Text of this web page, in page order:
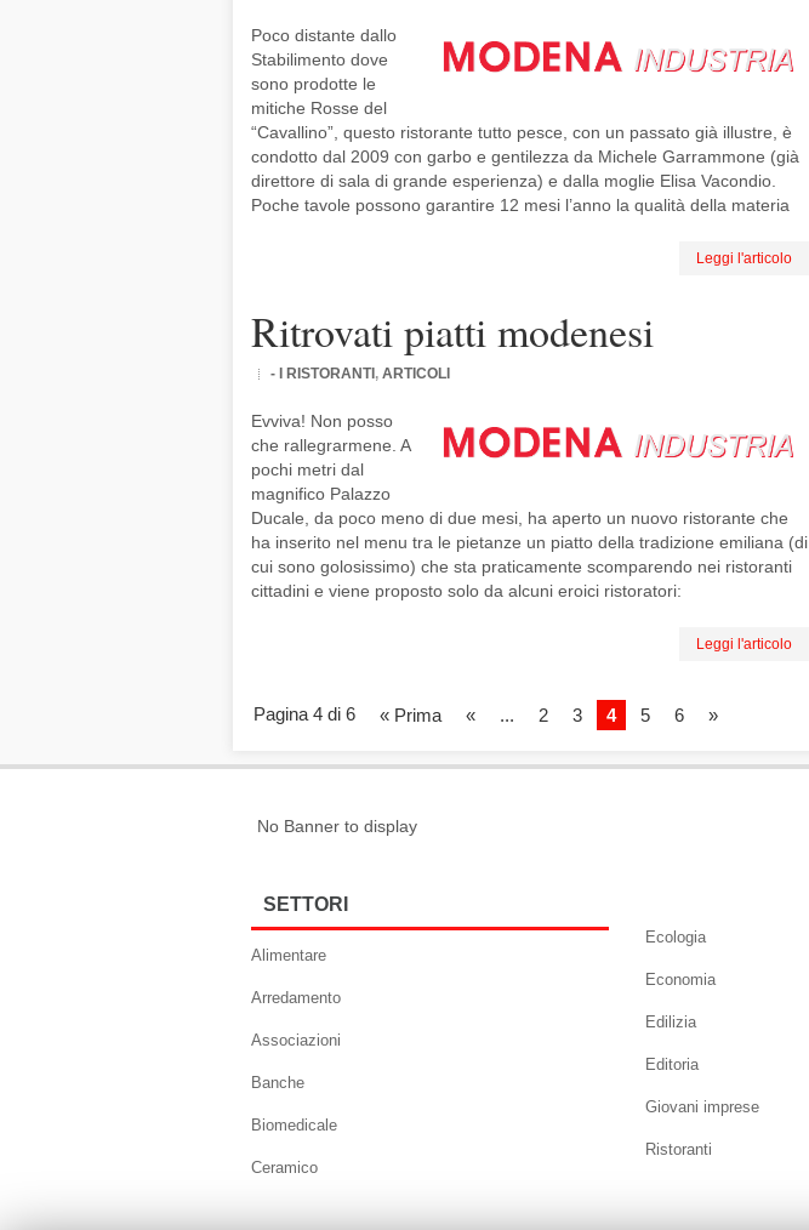
Poco distante dallo
Stabilimento dove
sono prodotte le
mitiche Rosse del
“Cavallino”, questo ristorante tutto pesce, con un passato già illustre, è
condotto dal 2009 con garbo e gentilezza da Michele Garrammone (già
direttore di sala di grande esperienza) e dalla moglie Elisa Vacondio.
Poche tavole possono garantire 12 mesi l’anno la qualità della materia
Leggi l'articolo
Ritrovati piatti modenesi
- I RISTORANTI , ARTICOLI
Evviva! Non posso
che rallegrarmene. A
pochi metri dal
magnifico Palazzo
Ducale, da poco meno di due mesi, ha aperto un nuovo ristorante che
ha inserito nel menu tra le pietanze un piatto della tradizione emiliana (di
cui sono golosissimo) che sta praticamente scomparendo nei ristoranti
cittadini e viene proposto solo da alcuni eroici ristoratori:
Leggi l'articolo
Pagina 4 di 6 « Prima « ... 2 3 4 5 6 »
No Banner to display
SETTORI
Alimentare
Arredamento
Associazioni
Banche
Biomedicale
Ceramico
Ecologia
Economia
Edilizia
Editoria
Giovani imprese
Ristoranti